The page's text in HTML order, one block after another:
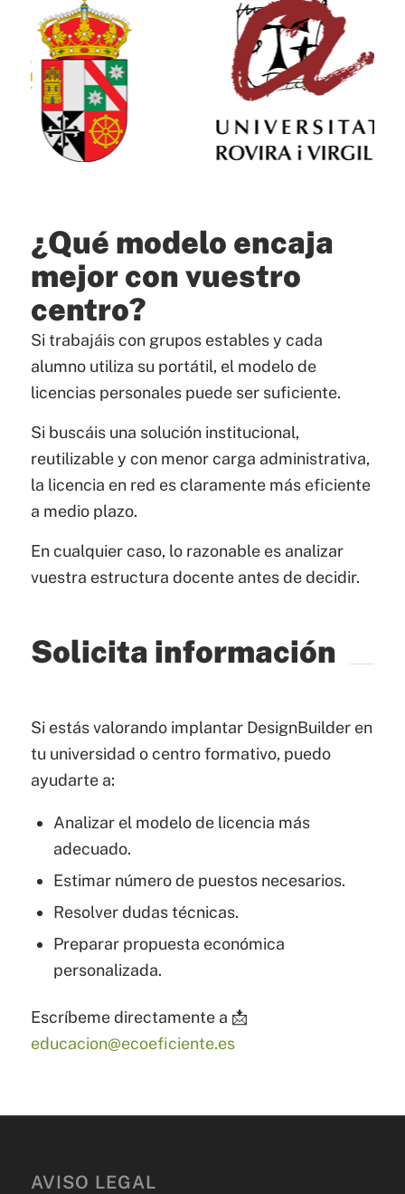
¿Qué modelo encaja
mejor con vuestro
centro?
Si trabajáis con grupos estables y cada
alumno utiliza su portátil, el modelo de
licencias personales puede ser suficiente.
Si buscáis una solución institucional,
reutilizable y con menor carga administrativa,
la licencia en red es claramente más eficiente
a medio plazo.
En cualquier caso, lo razonable es analizar
vuestra estructura docente antes de decidir.
Solicita información
Si estás valorando implantar DesignBuilder en
tu universidad o centro formativo, puedo
ayudarte a:
Analizar el modelo de licencia más
adecuado.
Estimar número de puestos necesarios.
Resolver dudas técnicas.
Preparar propuesta económica
personalizada.
Escríbeme directamente a 📩
educacion@ecoeficiente.es
AVISO LEGAL